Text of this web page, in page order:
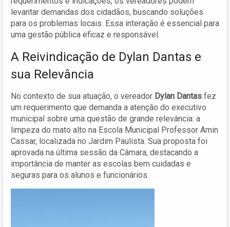
levantar demandas dos cidadãos, buscando soluções
para os problemas locais. Essa interação é essencial para
uma gestão pública eficaz e responsável.
A Reivindicação de Dylan Dantas e
sua Relevância
No contexto de sua atuação, o vereador Dylan Dantas fez
um requerimento que demanda a atenção do executivo
municipal sobre uma questão de grande relevância: a
limpeza do mato alto na Escola Municipal Professor Amin
Cassar, localizada no Jardim Paulista. Sua proposta foi
aprovada na última sessão da Câmara, destacando a
importância de manter as escolas bem cuidadas e
seguras para os alunos e funcionários.